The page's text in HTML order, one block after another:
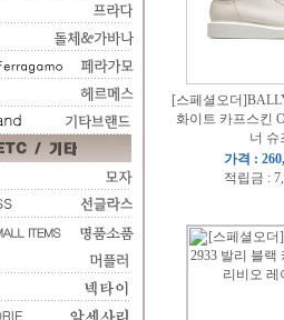
[스페셜오더
화이트 카프스킨
너 슈
가격 :
적립금 :